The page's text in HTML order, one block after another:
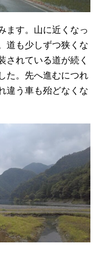
ます。山に近くなっ
道も少しずつ狭くな
されている道が続く
た。先へ進むにつれ
違う車も殆どなくな